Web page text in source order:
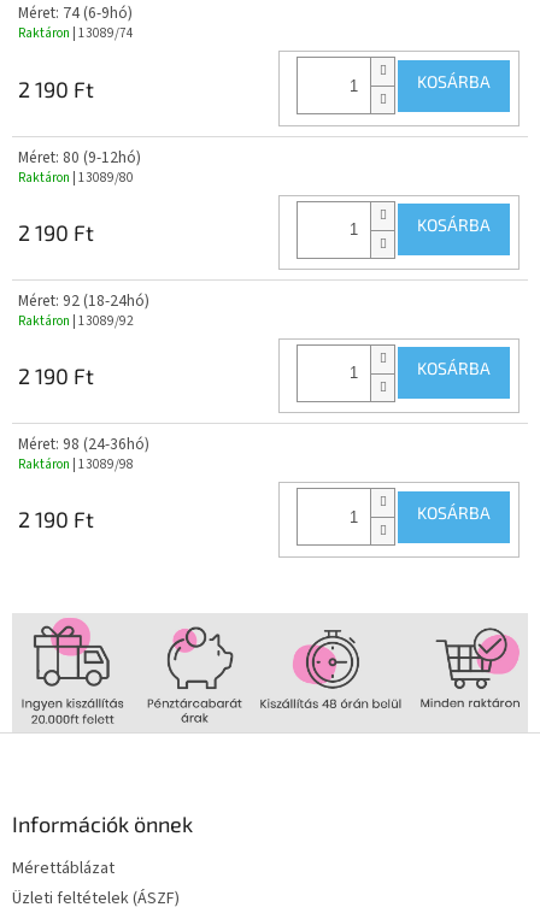
Méret: 74 (6-9hó)
Raktáron | 13089/74
2 190 Ft KOSÁRBA
Méret: 80 (9-12hó)
Raktáron | 13089/80
2 190 Ft KOSÁRBA
Méret: 92 (18-24hó)
Raktáron | 13089/92
2 190 Ft KOSÁRBA
Méret: 98 (24-36hó)
Raktáron | 13089/98
2 190 Ft KOSÁRBA
Információk önnek
Mérettáblázat
Üzleti feltételek (ÁSZF)